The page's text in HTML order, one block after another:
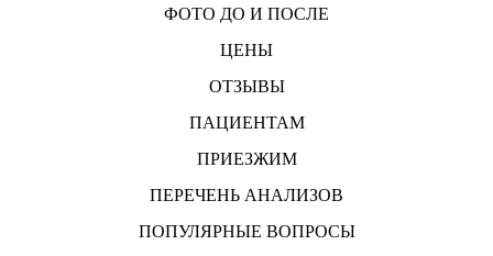
ФОТО ДО И ПОСЛЕ
ЦЕНЫ
ОТЗЫВЫ
ПАЦИЕНТАМ
ПРИЕЗЖИМ
ПЕРЕЧЕНЬ АНАЛИЗОВ
ПОПУЛЯРНЫЕ ВОПРОСЫ